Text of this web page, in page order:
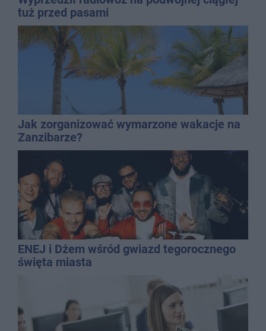
tuż przed pasami
Jak zorganizować wymarzone wakacje na
Zanzibarze?
ENEJ i Dżem wśród gwiazd tegorocznego
święta miasta